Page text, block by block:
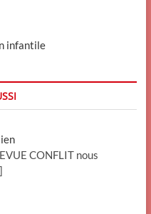
infantile
CONFLIT nous